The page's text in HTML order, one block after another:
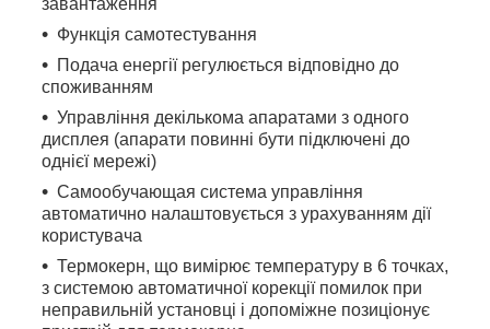
Функція самотестування
Подача енергії регулюється відповідно до
споживанням
Управління декількома апаратами з одного
дисплея (апарати повинні бути підключені до
однієї мережі)
Самообучающая система управління
автоматично налаштовується з урахуванням дії
користувача
Термокерн, що вимірює температуру в 6 точках,
з системою автоматичної корекції помилок при
неправильній установці і допоміжне позиціонує